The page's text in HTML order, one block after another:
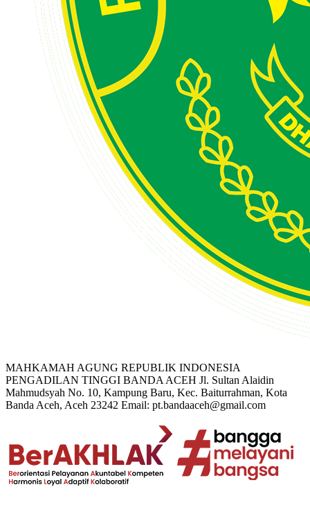
MAHKAMAH AGUNG REPUBLIK INDONESIA
PENGADILAN TINGGI BANDA ACEH Jl. Sultan Alaidin
Mahmudsyah No. 10, Kampung Baru, Kec. Baiturrahman, Kota
Banda Aceh, Aceh 23242 Email: pt.bandaaceh@gmail.com